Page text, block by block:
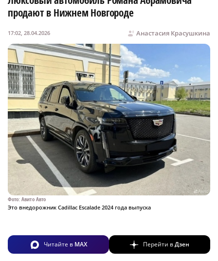
продают в Нижнем Новгороде
Анастасия Красушкина
17:02, 28.04.2026
Фото: Авито Авто
Это внедорожник Cadillac Escalade 2024 года выпуска
Читайте в MAX Перейти вДзен